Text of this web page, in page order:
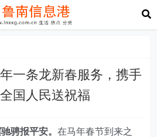
一条龙新春服务，携手
国人民送祝福
骋报平安。在马年春节到来之